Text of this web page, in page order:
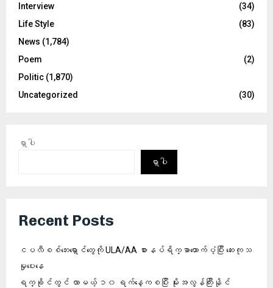
Interview
(34)
Life Style
(83)
News (1,784)
Poem
(2)
Politic (1,870)
Uncategorized
(30)
ရှာပါ
ရှာပါ
Recent Posts
ငပလီစစ်ဘေးရှောင်တွေကို ULA/AA စားနပ်ရိက္ခာထောက်ပံ့ပြီး ဆေးကုသ
မှုပေးနေ
ရက္ခိုင်တွင် လာမယ့် ၁၀ ရက်နေ့ကစပြီး မိုးအလွန်ကြီးနိုင်